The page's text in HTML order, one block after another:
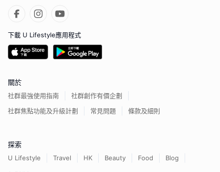
下載 U Lifestyle應用程式
關於
社群最強使用指南
社群創作有價企劃
社群焦點功能及升級計劃
常見問題 條款及細則
探索
U Lifestyle Travel HK Beauty Food
Blog